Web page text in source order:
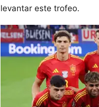
levantar este trofeo.